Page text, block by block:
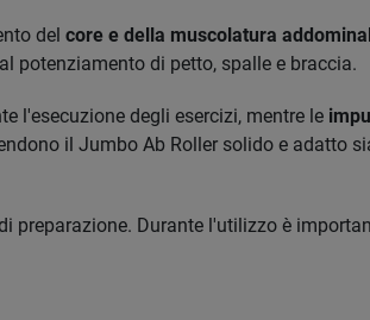
del core e della muscolatura
potenziamento di petto, spalle e braccia.
l'esecuzione degli esercizi, mentre le
il Jumbo Ab Roller solido e adatto
preparazione. Durante l'utilizzo è